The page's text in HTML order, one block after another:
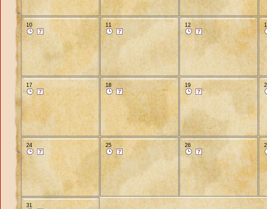
10 11 12
17 18 19
24 25 26
31